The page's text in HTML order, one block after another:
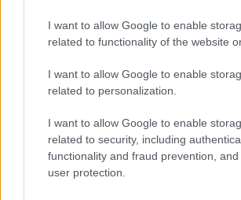
I want to allow Google to enable
related to functionality of the website
I want to allow Google to enable
related to personalization.
I want to allow Google to enable
related to security, including
functionality and fraud prevention,
user protection.
Ολυμπιακός – Μονακό ή
(30/4, 21:00)
Φενέρμπαχτσε – Ζαλγκίρις
(30/4, 20:45)
Βαλένθια – Παναθηναϊκός
Ρεάλ Μαδρίτης – Χάποελ
21:45)
Game 3 (5/6 Μαΐου)